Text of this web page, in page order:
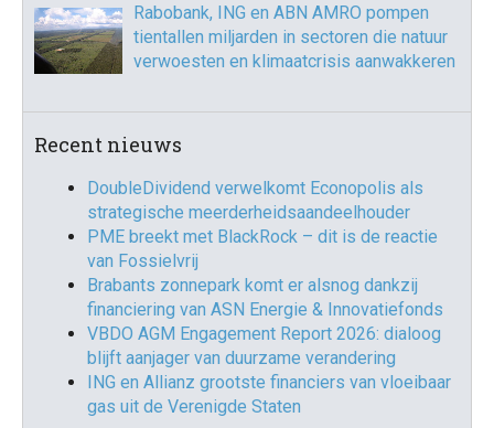
Rabobank, ING en ABN AMRO pompen
tientallen miljarden in sectoren die natuur
verwoesten en klimaatcrisis aanwakkeren
Recent nieuws
DoubleDividend verwelkomt Econopolis als
strategische meerderheidsaandeelhouder
PME breekt met BlackRock – dit is de reactie
van Fossielvrij
Brabants zonnepark komt er alsnog dankzij
financiering van ASN Energie & Innovatiefonds
VBDO AGM Engagement Report 2026: dialoog
blijft aanjager van duurzame verandering
ING en Allianz grootste financiers van vloeibaar
gas uit de Verenigde Staten